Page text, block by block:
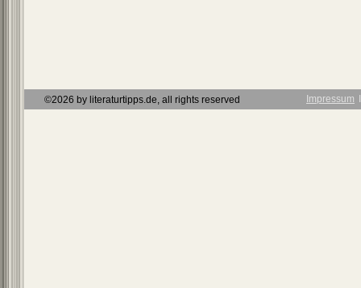
©2026 by literaturtipps.de, all rights reserved Impressum